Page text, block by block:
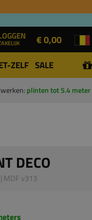
€ 0,00
ZELF SALE
plinten tot 5.4 meter
DECO
MDF v313